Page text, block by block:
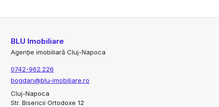
BLU Imobiliare
Agenție imobiliară Cluj-Napoca
0742-962.226
bogdan@blu-imobiliare.ro
Cluj-Napoca
Str. Bisericii Ortodoxe 12